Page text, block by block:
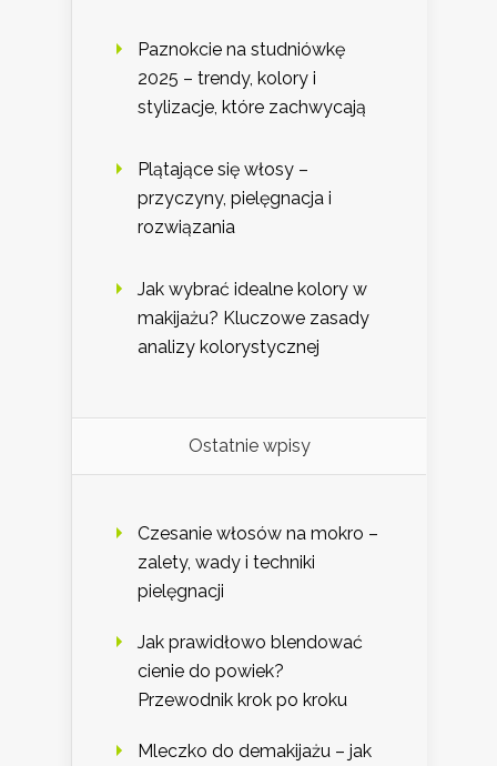
Paznokcie na studniówkę
2025 – trendy, kolory i
stylizacje, które zachwycają
Plątające się włosy –
przyczyny, pielęgnacja i
rozwiązania
Jak wybrać idealne kolory w
makijażu? Kluczowe zasady
analizy kolorystycznej
Ostatnie wpisy
Czesanie włosów na mokro –
zalety, wady i techniki
pielęgnacji
Jak prawidłowo blendować
cienie do powiek?
Przewodnik krok po kroku
Mleczko do demakijażu – jak